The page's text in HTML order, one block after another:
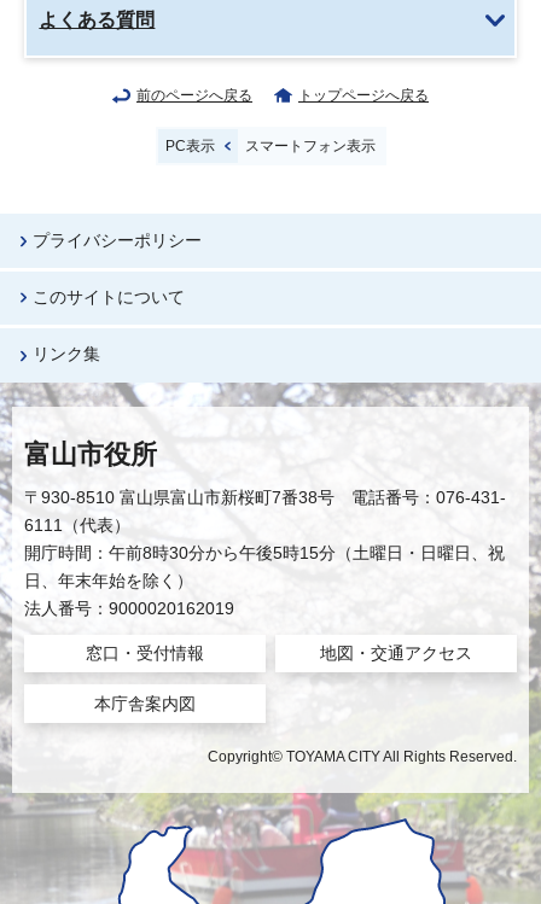
よくある質問
前のページへ戻る トップページへ戻る
PC表示 スマートフォン表示
プライバシーポリシー
このサイトについて
リンク集
富山市役所
〒930-8510 富山県富山市新桜町7番38号 電話番号：076-431-
6111（代表）
開庁時間：午前8時30分から午後5時15分（土曜日・日曜日、祝
日、年末年始を除く）
法人番号：9000020162019
窓口・受付情報 地図・交通アクセス
本庁舎案内図
Copyright© TOYAMA CITY All Rights Reserved.